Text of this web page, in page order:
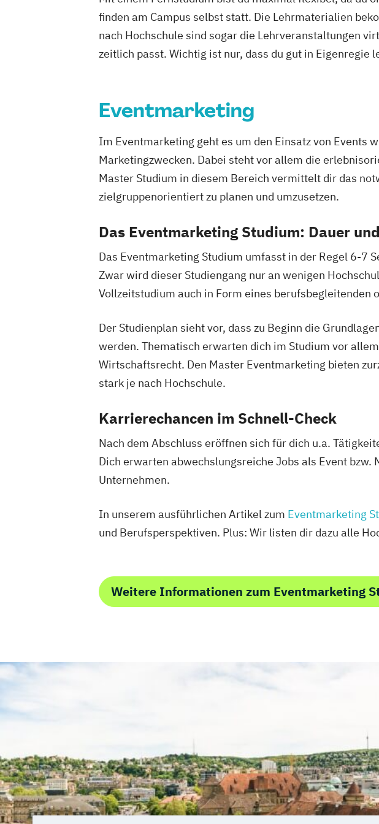
finden am Campus selbst statt. Die Lehrmaterialien
nach Hochschule sind sogar die Lehrveranstaltungen
zeitlich passt. Wichtig ist nur, dass du gut in Eigenregie
Eventmarketing
Im Eventmarketing geht es um den Einsatz von Events
Marketingzwecken. Dabei steht vor allem die
Master Studium in diesem Bereich vermittelt dir das
zielgruppenorientiert zu planen und umzusetzen.
Das Eventmarketing Studium: Dauer
Das Eventmarketing Studium umfasst in der Regel 6-7
Zwar wird dieser Studiengang nur an wenigen
Vollzeitstudium auch in Form eines berufsbegleitenden
Der Studienplan sieht vor, dass zu Beginn die
werden. Thematisch erwarten dich im Studium vor
Wirtschaftsrecht. Den Master Eventmarketing bieten
stark je nach Hochschule.
Karrierechancen im Schnell-Check
Nach dem Abschluss eröffnen sich für dich u.a.
Dich erwarten abwechslungsreiche Jobs als Event
Unternehmen.
In unserem ausführlichen Artikel zum Eventmarketing
und Berufsperspektiven. Plus: Wir listen dir dazu alle
Weitere Informationen zum Eventmarketing